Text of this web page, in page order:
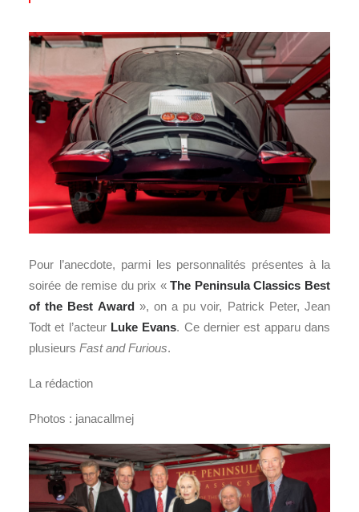
Pour l’anecdote, parmi les personnalités présentes à la
soirée de remise du prix «The Peninsula Classics Best
of the Best Award», on a pu voir, Patrick Peter, Jean
Todt et l’acteur Luke Evans. Ce dernier est apparu dans
plusieurs Fast and Furious.
La rédaction
Photos : janacallmej